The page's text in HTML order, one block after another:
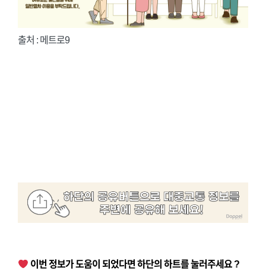
출처 : 메트로9
이번 정보가 도움이 되었다면 하단의 하트를 눌러주세요 ?